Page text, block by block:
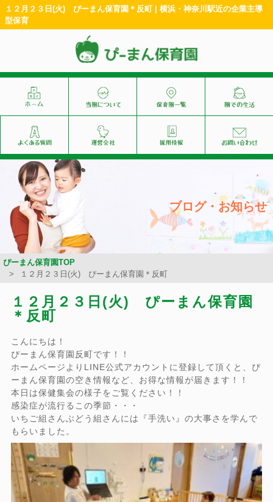
１２月２３日(火) ぴーまん保育園＊反町 | 横浜・神奈川駅近の企業主導
型保育
ブログ・お知らせ
ぴーまん保育園TOP
１２月２３日(火) ぴーまん保育園＊反町
１２月２３日(火) ぴーまん保育園
＊反町
こんにちは！
ぴーまん保育園反町です！！
ホームページよりLINE公式アカウントに登録して頂くと、ぴ
ーまん保育園の空き情報など、お得な情報が届きます！！
本日は保健集会の様子をご覧ください！！
感染症が流行るこの季節・・・
いちご組さんぶどう組さんには『手洗い』の大事さを学んで
もらいました。